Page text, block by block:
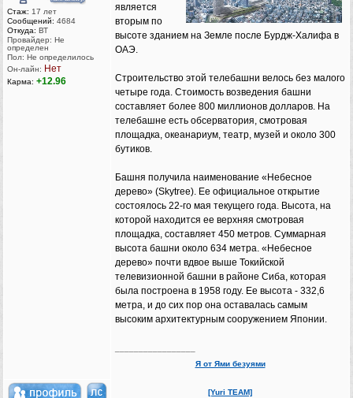
Стаж: 17 лет
Сообщений: 4684
Откуда: ВТ
Провайдер: Не
определен
Пол: Не определилось
Он-лайн: Нет
Карма: +12.96
является
вторым по
высоте зданием на Земле после Бурдж-Халифа в
ОАЭ.
Строительство этой телебашни велось без малого
четыре года. Стоимость возведения башни
составляет более 800 миллионов долларов. На
телебашне есть обсерватория, смотровая
площадка, океанариум, театр, музей и около 300
бутиков.
Башня получила наименование «Небесное
дерево» (Skytree). Ее официальное открытие
состоялось 22-го мая текущего года. Высота, на
которой находится ее верхняя смотровая
площадка, составляет 450 метров. Суммарная
высота башни около 634 метра. «Небесное
дерево» почти вдвое выше Токийской
телевизионной башни в районе Сиба, которая
была построена в 1958 году. Ее высота - 332,6
метра, и до сих пор она оставалась самым
высоким архитектурным сооружением Японии.
Я от Ями безуями
[Yuri TEAM]